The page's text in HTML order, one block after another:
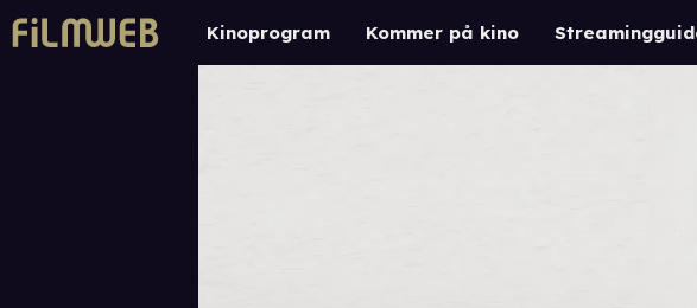
Kinoprogram Kommer på kino